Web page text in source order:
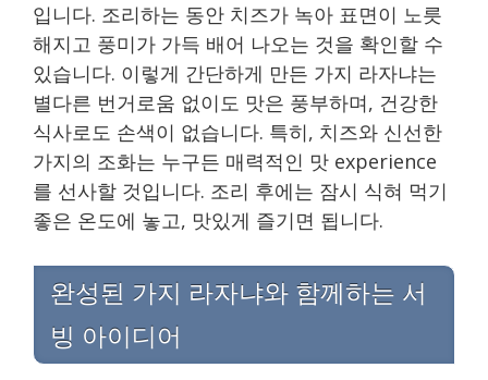
입니다. 조리하는 동안 치즈가 녹아 표면이 노릇
해지고 풍미가 가득 배어 나오는 것을 확인할 수
있습니다. 이렇게 간단하게 만든 가지 라자냐는
별다른 번거로움 없이도 맛은 풍부하며, 건강한
식사로도 손색이 없습니다. 특히, 치즈와 신선한
가지의 조화는 누구든 매력적인 맛 experience
를 선사할 것입니다. 조리 후에는 잠시 식혀 먹기
좋은 온도에 놓고, 맛있게 즐기면 됩니다.
완성된 가지 라자냐와 함께하는 서
빙 아이디어